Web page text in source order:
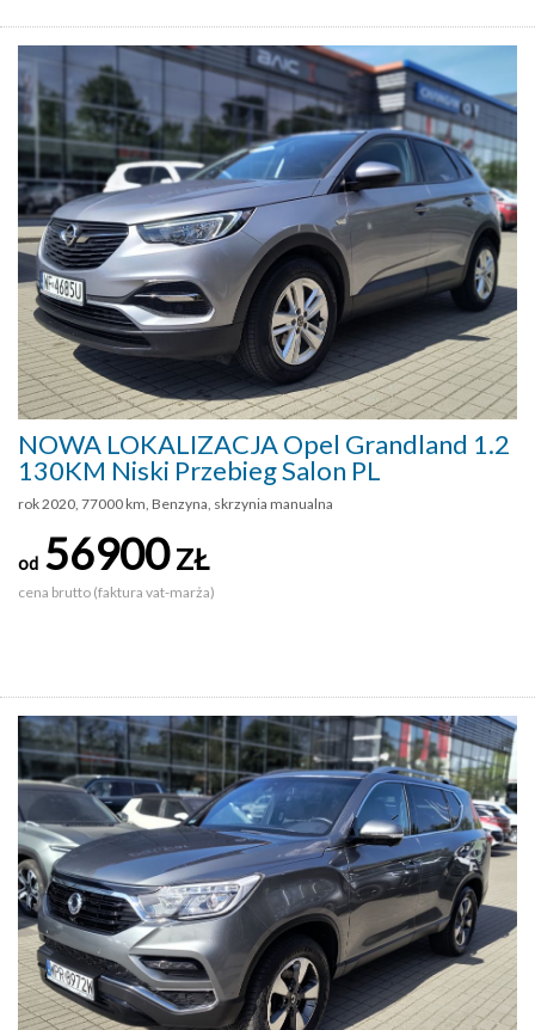
NOWA LOKALIZACJA Opel Grandland 1.2
130KM Niski Przebieg Salon PL
rok 2020, 77000 km, Benzyna, skrzynia manualna
od 56900ZŁ
cena brutto (faktura vat-marża)